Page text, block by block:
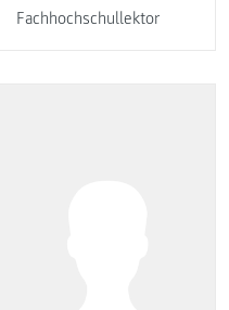
Fachhochschullektor